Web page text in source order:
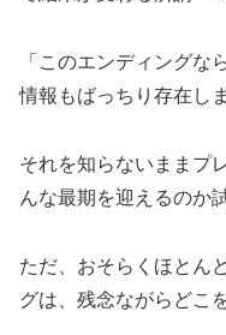
「このエンディングな
情報もばっちり存在しま
それを知らないままプ
んな最期を迎えるのか
ただ、おそらくほとん
グは、残念ながらどこ